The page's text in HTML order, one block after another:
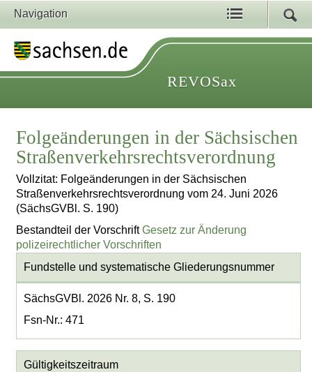
Navigation
REVOSax
Folgeänderungen in der Sächsischen
Straßenverkehrsrechtsverordnung
Vollzitat: Folgeänderungen in der Sächsischen
Straßenverkehrsrechtsverordnung vom 24. Juni 2026
(SächsGVBl. S. 190)
Bestandteil der VorschriftGesetz zur Änderung
polizeirechtlicher Vorschriften
Fundstelle und systematische Gliederungsnummer
SächsGVBl. 2026 Nr. 8, S. 190
Fsn-Nr.: 471
Gültigkeitszeitraum